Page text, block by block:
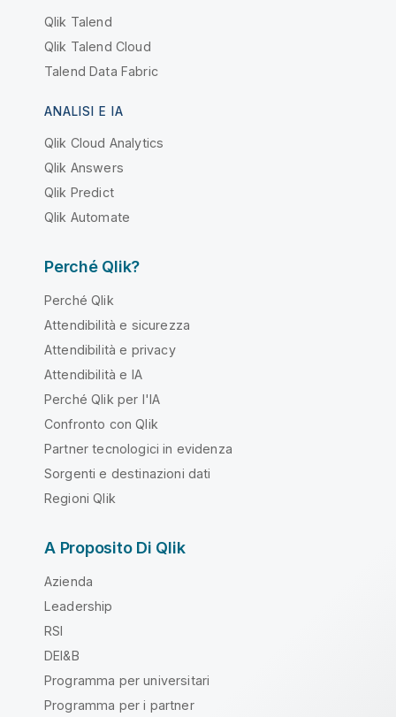
Qlik Talend
Qlik Talend Cloud
Talend Data Fabric
ANALISI E IA
Qlik Cloud Analytics
Qlik Answers
Qlik Predict
Qlik Automate
Perché Qlik?
Perché Qlik
Attendibilità e sicurezza
Attendibilità e privacy
Attendibilità e IA
Perché Qlik per l'IA
Confronto con Qlik
Partner tecnologici in evidenza
Sorgenti e destinazioni dati
Regioni Qlik
A Proposito Di Qlik
Azienda
Leadership
RSI
DEI&B
Programma per universitari
Programma per i partner